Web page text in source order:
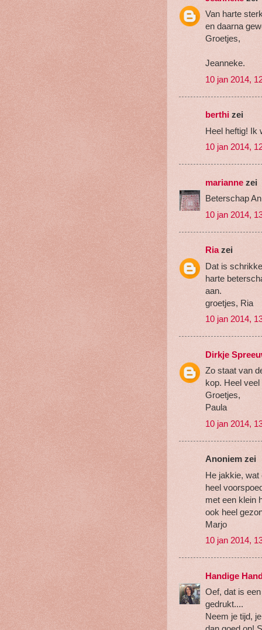
Van harte
en daarna
Groetjes,
Jeanneke.
10 jan 2014,
berthi zei
Heel heftig! Ik
10 jan 2014,
marianne zei
Beterschap
10 jan 2014,
Riazei
Dat is
harte
aan.
groetjes, Ria
10 jan 2014,
Dirkje
Zo staat van
kop. Heel
Groetjes,
Paula
10 jan 2014,
Anoniem zei
He jakkie, wat
heel
met een klein
ook heel
Marjo
10 jan 2014,
Handige
Oef, dat is
gedrukt....
Neem je tijd,